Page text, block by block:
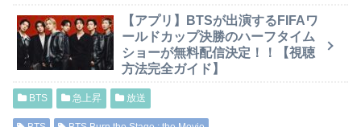
【アプリ】BTSが出演するFIFAワ
ールドカップ決勝のハーフタイム
ショーが無料配信決定！！【視聴
方法完全ガイド】
BTS 急上昇 放送